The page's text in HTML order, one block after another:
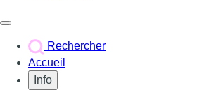
Rechercher
Accueil
Info